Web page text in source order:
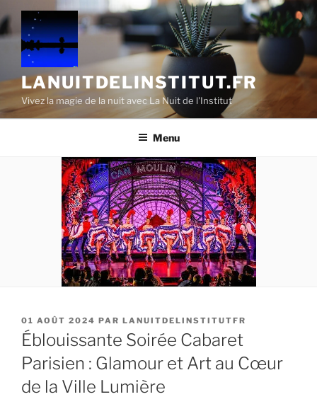
Aller
au
contenu
principal
LANUITDELINSTITUT.FR
Vivez la magie de la nuit avec La Nuit de l'Institut
Menu
PUBLIÉ
LE
01 AOÛT 2024 PAR LANUITDELINSTITUTFR
Éblouissante Soirée Cabaret
Parisien : Glamour et Art au Cœur
de la Ville Lumière